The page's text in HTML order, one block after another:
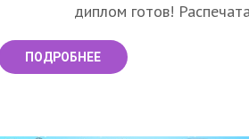
диплом готов!
ПОДРОБНЕЕ